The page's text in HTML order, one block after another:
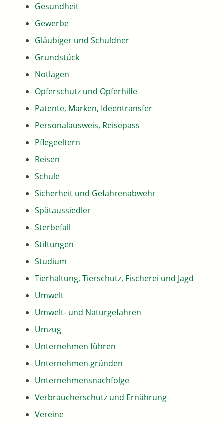
Gesundheit
Gewerbe
Gläubiger und Schuldner
Grundstück
Notlagen
Opferschutz und Opferhilfe
Patente, Marken, Ideentransfer
Personalausweis, Reisepass
Pflegeeltern
Reisen
Schule
Sicherheit und Gefahrenabwehr
Spätaussiedler
Sterbefall
Stiftungen
Studium
Tierhaltung, Tierschutz, Fischerei und Jagd
Umwelt
Umwelt- und Naturgefahren
Umzug
Unternehmen führen
Unternehmen gründen
Unternehmensnachfolge
Verbraucherschutz und Ernährung
Vereine